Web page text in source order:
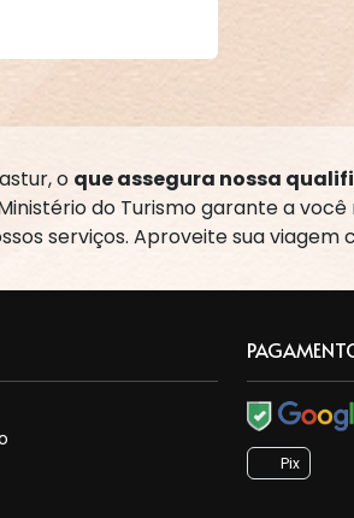
o que assegura nossa
do Turismo garante a
serviços. Aproveite sua viagem
Pix